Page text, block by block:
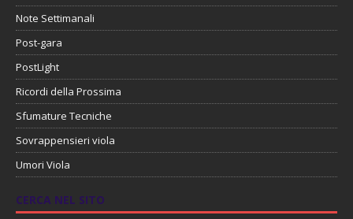
Note Settimanali
Post-gara
PostLight
Ricordi della Prossima
Sfumature Tecniche
Sovrappensieri viola
Umori Viola
CERCA NEL SITO